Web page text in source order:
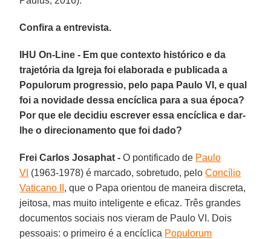
Confira a entrevista.
IHU On-Line - Em que contexto histórico e da
trajetória da Igreja foi elaborada e publicada a
Populorum progressio, pelo papa Paulo VI, e qual
foi a novidade dessa encíclica para a sua época?
Por que ele decidiu escrever essa encíclica e dar-
lhe o direcionamento que foi dado?
Frei Carlos Josaphat - O pontificado de Paulo
VI (1963-1978) é marcado, sobretudo, peloConcílio
Vaticano II , que o Papa orientou de maneira discreta,
jeitosa, mas muito inteligente e eficaz. Três grandes
documentos sociais nos vieram de Paulo VI. Dois
pessoais: o primeiro é a encíclica Populorum